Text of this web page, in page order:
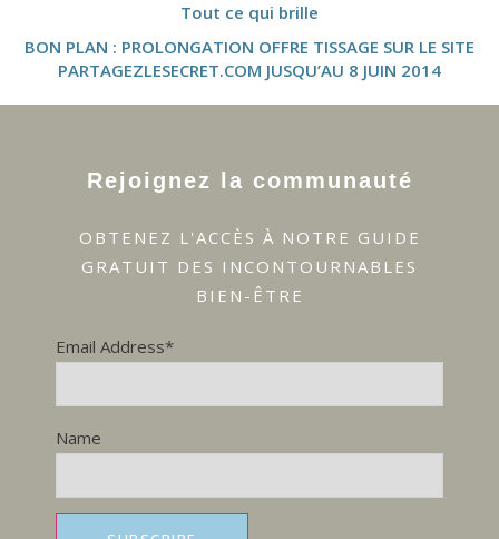
Tout ce qui brille
BON PLAN : PROLONGATION OFFRE TISSAGE SUR LE SITE
PARTAGEZLESECRET.COM JUSQU’AU 8 JUIN 2014
Rejoignez la communauté
OBTENEZ L'ACCÈS À NOTRE GUIDE
GRATUIT DES INCONTOURNABLES
BIEN-ÊTRE
Email Address*
Name